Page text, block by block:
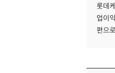
롯데
업이
편으